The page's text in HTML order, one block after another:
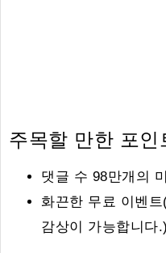
주목할 만한 포인
댓글 수 98만개의
화끈한 무료 이벤
감상이 가능합니다.)